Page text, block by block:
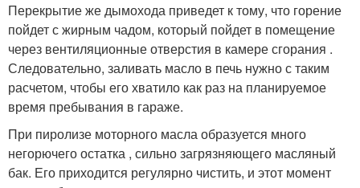
Перекрытие же дымохода приведет к тому, что горение
пойдет с жирным чадом, который пойдет в помещение
через вентиляционные отверстия в камере сгорания .
Следовательно, заливать масло в печь нужно с таким
расчетом, чтобы его хватило как раз на планируемое
время пребывания в гараже.
При пиролизе моторного масла образуется много
негорючего остатка , сильно загрязняющего масляный
бак. Его приходится регулярно чистить, и этот момент